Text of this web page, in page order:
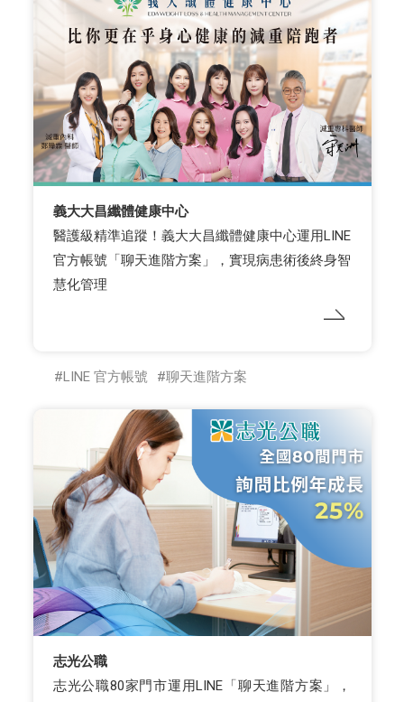
義大大昌纖體健康中心
醫護級精準追蹤！義大大昌纖體健康中心運用LINE
官方帳號「聊天進階方案」，實現病患術後終身智
慧化管理
LINE 官方帳號 聊天進階方案
志光公職
志光公職80家門市運用LINE「聊天進階方案」，